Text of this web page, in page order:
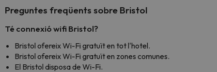
Preguntes freqüents sobre Bristol
Té connexió wifi Bristol?
Bristol ofereix Wi-Fi gratuït en tot l'hotel.
Bristol ofereix Wi-Fi gratuït en zones comunes.
El Bristol disposa de Wi-Fi.